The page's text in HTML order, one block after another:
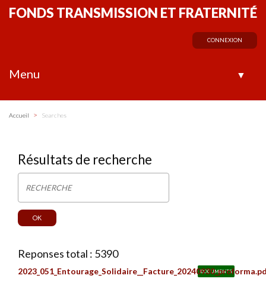
FONDS TRANSMISSION ET FRATERNITÉ
CONNEXION
Menu ▼
Accueil > Searches
Résultats de recherche
Reponses total : 5390
DOCUMENTS